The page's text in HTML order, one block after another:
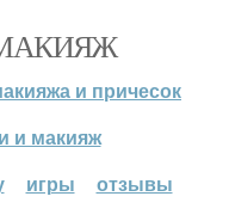
и причесок
и макияж
игры отзывы